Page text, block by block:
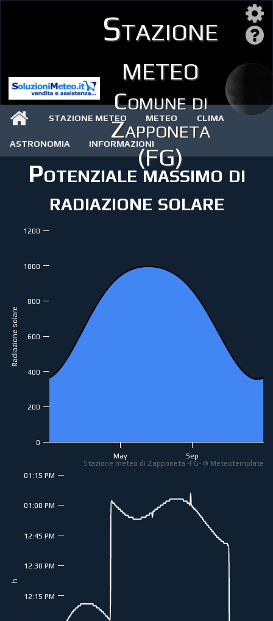
Stazione
meteo
Comune di
Zapponeta
(FG)
STAZIONE METEO METEO CLIMA
ASTRONOMIA INFORMAZIONI
Potenziale massimo di
radiazione solare
Radiazione solare
May Sep
0
200
400
600
800
1000
1200
Stazione meteo di Zapponeta -FG- @ Meteotemplate
h
12:15 PM
12:30 PM
12:45 PM
01:00 PM
01:15 PM